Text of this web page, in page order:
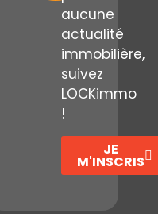
aucune
actualité
immobilière,
suivez
LOCKimmo
!
JE
M'INSCRIS